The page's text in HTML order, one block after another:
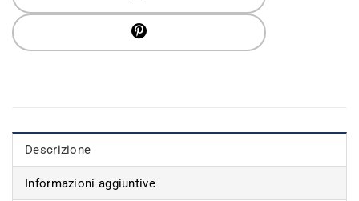
Descrizione
Informazioni aggiuntive